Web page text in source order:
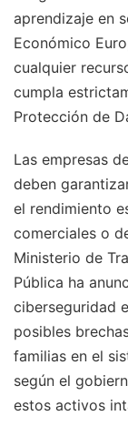
aprendizaje en
Económico
cualquier
cumpla
Protección de
Las empresas
deben
el rendimiento
comerciales o
Ministerio de
Pública ha
ciberseguridad
posibles
familias en el
según el
estos activos